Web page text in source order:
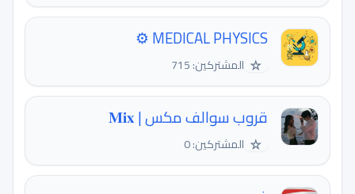
MEDICAL PHYSICS ⚙️
☆ المشتركين: 715
قروب سوالف مكس | 𝐌𝐢𝐱
☆ المشتركين: 0